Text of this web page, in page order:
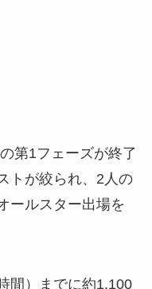
第1フェーズが終了
トが絞られ、2人の
ールスター出場を
間）までに約1,100